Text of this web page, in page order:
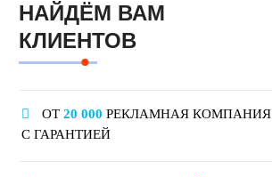
НАЙДЁМ ВАМ
КЛИЕНТОВ
ОТ 20 000 РЕКЛАМНАЯ КОМПАНИЯ
С ГАРАНТИЕЙ